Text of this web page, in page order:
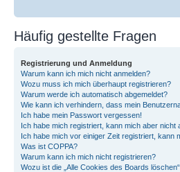
Häufig gestellte Fragen
Registrierung und Anmeldung
Warum kann ich mich nicht anmelden?
Wozu muss ich mich überhaupt registrieren?
Warum werde ich automatisch abgemeldet?
Wie kann ich verhindern, dass mein
Ich habe mein Passwort vergessen!
Ich habe mich registriert, kann mich aber nicht
Ich habe mich vor einiger Zeit registriert, kann
Was ist COPPA?
Warum kann ich mich nicht registrieren?
Wozu ist die „Alle Cookies des Boards